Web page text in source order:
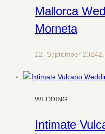
Mallorca
Morneta
12. September 2024
WEDDING
Intimate